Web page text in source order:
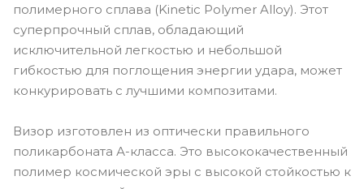
полимерного сплава (Kinetic Polymer Alloy). Этот
суперпрочный сплав, обладающий
исключительной легкостью и небольшой
гибкостью для поглощения энергии удара, может
конкурировать с лучшими композитами.
Визор изготовлен из оптически правильного
поликарбоната А-класса. Это высококачественный
полимер космической эры с высокой стойкостью к